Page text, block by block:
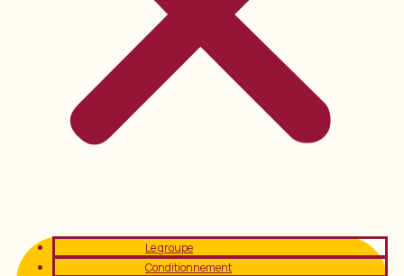
Le groupe
Conditionnement